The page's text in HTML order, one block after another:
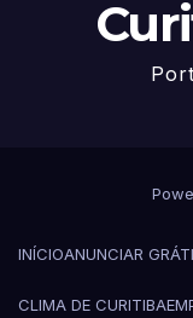
INÍCIOANUNCIAR
CLIMA DE CURITIBA